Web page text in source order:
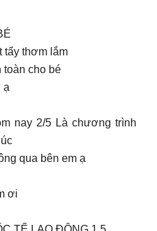
tẩy thơm lắm
toàn cho bé
ạ
nay 2/5 Là chương trình
qua bên em ạ
ơi